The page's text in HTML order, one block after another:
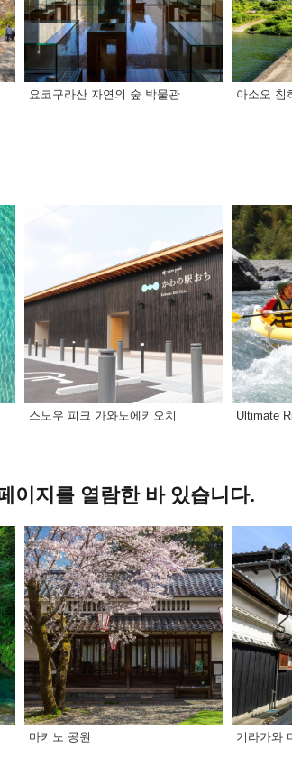
요코구라산 자연의 숲 박물관 아소오 침
스노우 피크 가와노에키오치 Ultimate
이지를 열람한 바 있습니다.
마키노 공원 기라가와